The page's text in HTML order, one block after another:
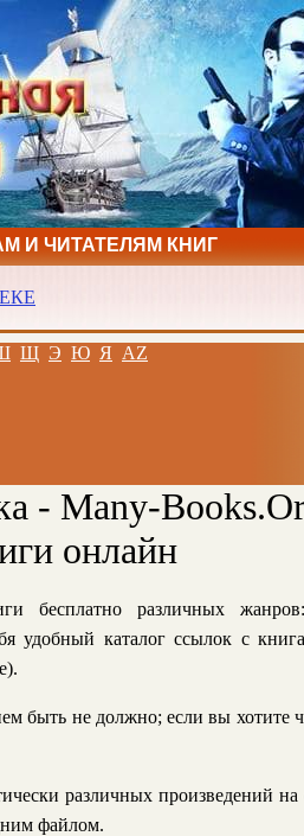
И ЧИТАТЕЛЯМ КНИГ
Щ Э Ю Я AZ
- Many-
онлайн
бесплатно различных
удобный каталог ссылок с
быть не должно; если вы хотите
различных произведений на
файлом.